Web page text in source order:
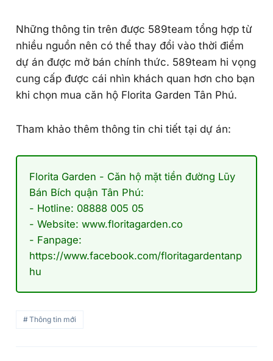
Những thông tin trên được 589team tổng hợp từ
nhiều nguồn nên có thể thay đổi vào thời điểm
dự án được mở bán chính thức. 589team hi vọng
cung cấp được cái nhìn khách quan hơn cho bạn
khi chọn mua căn hộ Florita Garden Tân Phú.
Tham khảo thêm thông tin chi tiết tại dự án:
Florita Garden - Căn hộ mặt tiền đường Lũy
Bán Bích quận Tân Phú:
- Hotline: 08888 005 05
- Website: www.floritagarden.co
- Fanpage:
https://www.facebook.com/floritagardentanp
hu
Thông tin mới